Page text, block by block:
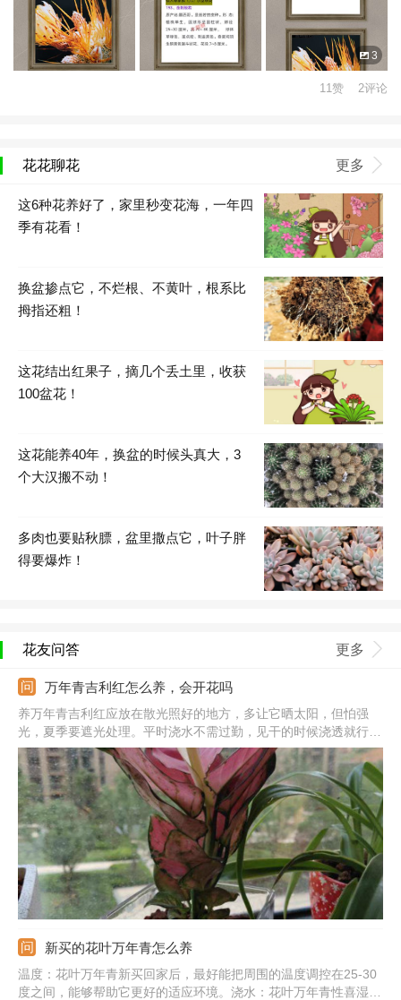
3
11赞 2评论
花花聊花 更多
这6种花养好了，家里秒变花海，一年四
季有花看！
换盆掺点它，不烂根、不黄叶，根系比
拇指还粗！
这花结出红果子，摘几个丢土里，收获
100盆花！
这花能养40年，换盆的时候头真大，3
个大汉搬不动！
多肉也要贴秋膘，盆里撒点它，叶子胖
得要爆炸！
花友问答 更多
万年青吉利红怎么养，会开花吗
养万年青吉利红应放在散光照好的地方，多让它晒太阳，但怕强
光，夏季要遮光处理。平时浇水不需过勤，见干的时候浇透就行，
就能满足需求。它喜温暖环境，春秋季的温度利于生长，夏冬季要
控温。此外，生长季还会消耗很多养分，要勤施肥，半月一次。
新买的花叶万年青怎么养
温度：花叶万年青新买回家后，最好能把周围的温度调控在25-30
度之间，能够帮助它更好的适应环境。浇水：花叶万年青性喜湿